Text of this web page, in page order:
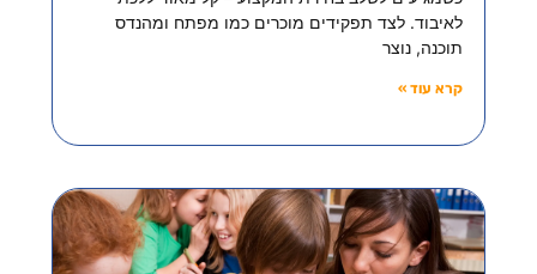
לאיבוד. לצד תפקידים מוכרים כמו מפתח ומהנדס
תוכנה, נוצר
קרא עוד »